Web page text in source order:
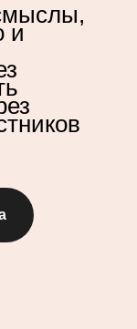
и